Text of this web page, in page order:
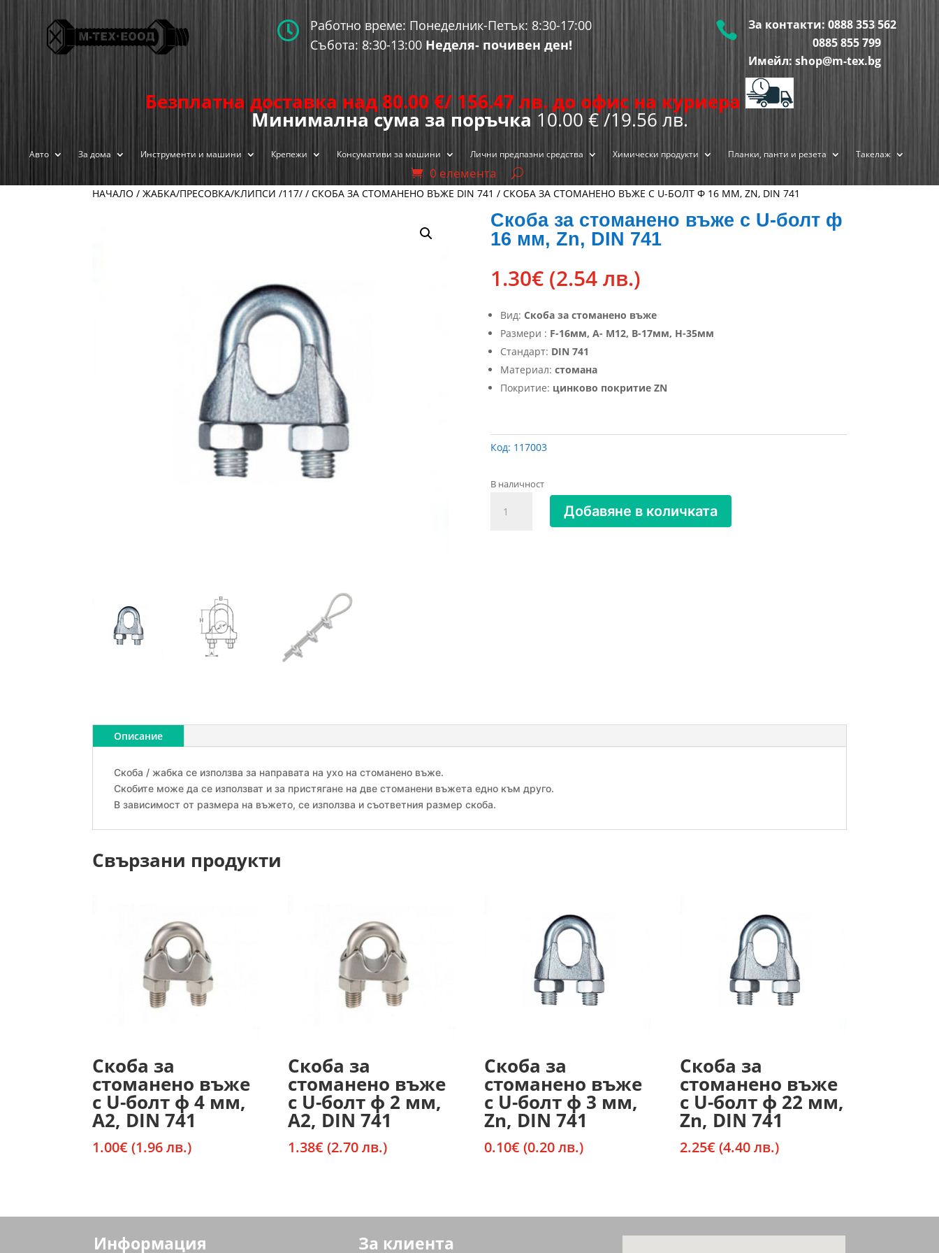

Работно време: Понеделник-Петък: 8:30-17:00
Събота: 8:30-13:00 Неделя- почивен ден!
 За контакти:0888 353 562
0885 855799
Имейл: shop@m-tex.bg
Безплатна доставка над 80.00 €/ 156.47 лв. до офис на куриера
Минимална сума за поръчка 10.00 € /19.56 лв.
Авто За дома Инструменти и машини Крепежи Консумативи за машини Лични предпазни средства Химически продукти Планки, панти и резета Такелаж
0 елемента
НАЧАЛО / ЖАБКА/ПРЕСОВКА/КЛИПСИ /117/ / СКОБА ЗА СТОМАНЕНО ВЪЖЕ DIN 741 / СКОБА ЗА СТОМАНЕНО ВЪЖЕ С U-БОЛТ Ф 16 ММ, ZN, DIN 741
Скоба за стоманено въже с U-болт ф
16 мм, Zn, DIN 741
1.30€ (2.54 лв.)
Вид: Скоба за стоманено въже
Размери : F-16мм, A- М12, B-17мм, H-35мм
Стандарт: DIN 741
Материал: стомана
Покритие: цинково покритие ZN
Код: 117003
В наличност
741
Добавяне в количката
Описание
Скоба / жабка се използва за направата на ухо на стоманено въже.
Скобите може да се използват и за пристягане на две стоманени въжета едно към друго.
В зависимост от размера на въжето, се използва и съответния размер скоба.
Свързани продукти
Скоба за
стоманено въже
с U-болт ф 4 мм,
А2, DIN 741
1.00€ (1.96 лв.)
Скоба за
стоманено въже
с U-болт ф 2 мм,
А2, DIN 741
1.38€ (2.70 лв.)
Скоба за
стоманено въже
с U-болт ф 3 мм,
Zn, DIN 741
0.10€ (0.20 лв.)
Скоба за
стоманено въже
с U-болт ф 22 мм,
Zn, DIN 741
2.25€ (4.40 лв.)
Информация За клиента